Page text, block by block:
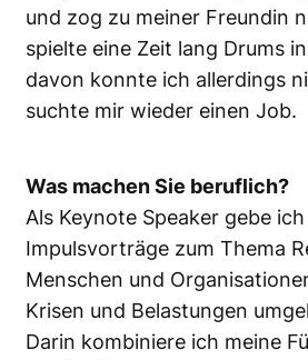
und zog zu meiner Freundin
spielte eine Zeit lang Drums
davon konnte ich allerdings
suchte mir wieder einen Job.
Was machen Sie beruflich?
Als Keynote Speaker gebe
Impulsvorträge zum Thema
Menschen und
Krisen und Belastungen
Darin kombiniere ich meine